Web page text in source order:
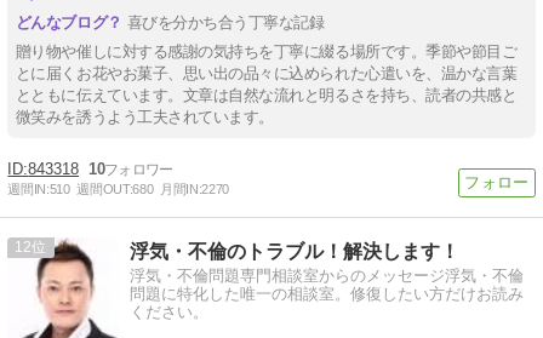
喜びを分かち合う丁寧な記録
贈り物や催しに対する感謝の気持ちを丁寧に綴る場所です。季節や節目ご
とに届くお花やお菓子、思い出の品々に込められた心遣いを、温かな言葉
とともに伝えています。文章は自然な流れと明るさを持ち、読者の共感と
微笑みを誘うよう工夫されています。
843318 10
週間IN:510 週間OUT:680 月間IN:2270
12 浮気・不倫のトラブル！解決します！
浮気・不倫問題専門相談室からのメッセージ浮気・不倫
問題に特化した唯一の相談室。修復したい方だけお読み
ください。